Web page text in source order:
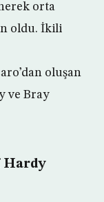
orta
oldu. İkili
oluşan
ve Bray
Hardy